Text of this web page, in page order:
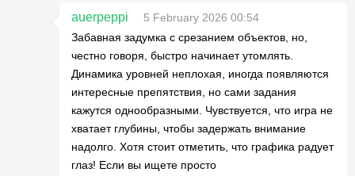
auerpeppi
5 February 2026 00:54
Забавная задумка с срезанием объектов, но,
честно говоря, быстро начинает утомлять.
Динамика уровней неплохая, иногда появляются
интересные препятствия, но сами задания
кажутся однообразными. Чувствуется, что игра не
хватает глубины, чтобы задержать внимание
надолго. Хотя стоит отметить, что графика радует
глаз! Если вы ищете просто